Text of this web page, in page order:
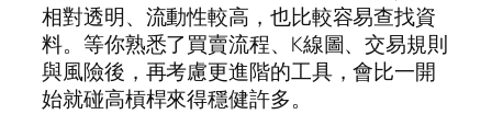
相對透明、流動性較高，也比較容易查找資
料。等你熟悉了買賣流程、K線圖、交易規則
與風險後，再考慮更進階的工具，會比一開
始就碰高槓桿來得穩健許多。